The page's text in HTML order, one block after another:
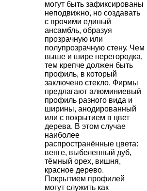
могут быть зафиксированы
неподвижно, но создавать
с прочими единый
ансамбль, образуя
прозрачную или
полупрозрачную стену. Чем
выше и шире перегородка,
тем крепче должен быть
профиль, в который
заключено стекло. Фирмы
предлагают алюминиевый
профиль разного вида и
ширины, анодированный
или с покрытием в цвет
дерева. В этом случае
наиболее
распространённые цвета:
венге, выбеленный дуб,
тёмный орех, вишня,
красное дерево.
Покрытием профилей
могут служить как